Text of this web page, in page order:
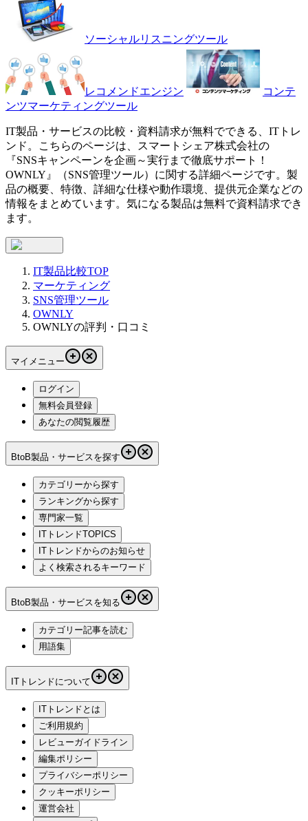
ソーシャルリスニングツール
レコメンドエンジン
コンテ
ンツマーケティングツール
IT製品・サービスの比較・資料請求が無料でできる、ITトレ
ンド。こちらのページは、
スマートシェア株式会社の
『SNSキャンペーンを企画～実行まで徹底サポート！
OWNLY 』（SNS管理ツール）に関する詳細ページです。製
品の概要、特徴、詳細な仕様や動作環境、提供元企業などの
情報をまとめています。気になる製品は無料で資料請求でき
ます。
IT製品比較TOP
マーケティング
SNS管理ツール
OWNLY
OWNLYの評判・口コミ
マイメニュー
ログイン
無料会員登録
あなたの閲覧履歴
BtoB製品・サービスを探す
カテゴリーから探す
ランキングから探す
専門家一覧
ITトレンドTOPICS
ITトレンドからのお知らせ
よく検索されるキーワード
BtoB製品・サービスを知る
カテゴリー記事を読む
用語集
ITトレンドについて
ITトレンドとは
ご利用規約
レビューガイドライン
編集ポリシー
プライバシーポリシー
クッキーポリシー
運営会社